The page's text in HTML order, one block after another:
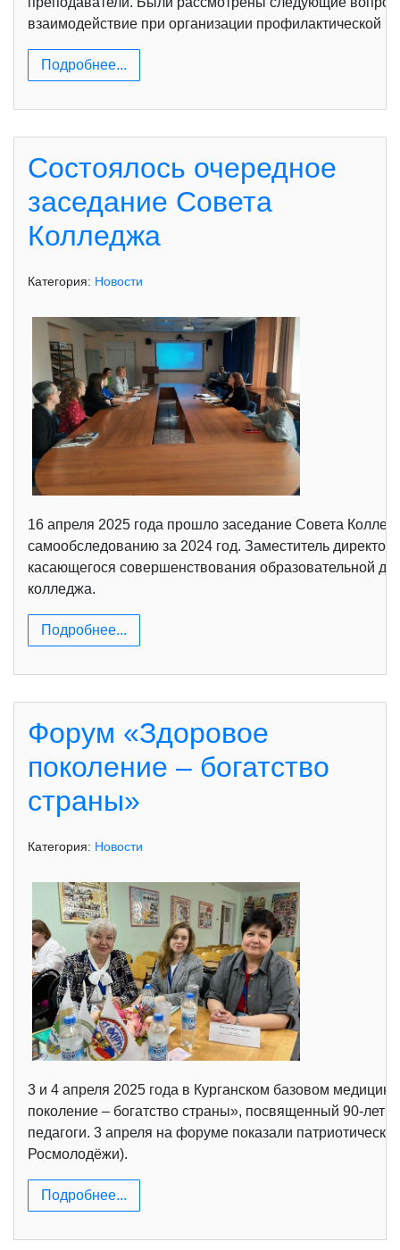
взаимодействие при организации профилактической
Подробнее...
Состоялось очередное
заседание Совета
Колледжа
Категория: Новости
16 апреля 2025 года прошло заседание Совета
самообследованию за 2024 год. Заместитель
касающегося совершенствования образовательной
колледжа.
Подробнее...
Форум «Здоровое
поколение – богатство
страны»
Категория: Новости
3 и 4 апреля 2025 года в Курганском базовом
поколение – богатство страны», посвященный 90-
педагоги. 3 апреля на форуме показали
Росмолодёжи).
Подробнее...